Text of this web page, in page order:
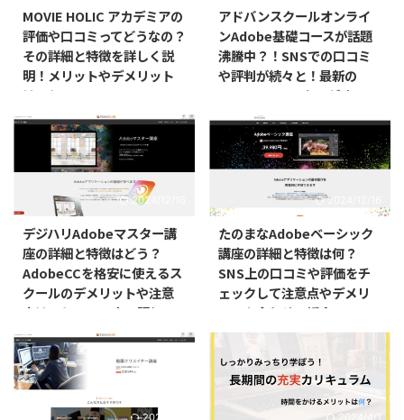
MOVIE HOLIC アカデミアの
評価や口コミってどうなの？
その詳細と特徴を詳しく説
明！メリットやデメリット
はこれ！！
アドバンスクールオンライ
ンAdobe基礎コースが話題
沸騰中？！SNSでの口コミ
や評判が続々と！最新の
AdobeCCのスキルがオンラ
インで身につく！メリット
とデメリットを紹介！！
2024/12/16
デジハリAdobeマスター講
座の詳細と特徴はどう？
AdobeCCを格安に使えるス
クールのデメリットや注意
点はこれ！SNS上の評価と
口コミも紹介！！
2024/12/16
たのまなAdobeベーシック
講座の詳細と特徴は何？
SNS上の口コミや評価をチ
ェックして注意点やデメリ
ットも合わせて紹介！！
2024/4/1 2024/4/1